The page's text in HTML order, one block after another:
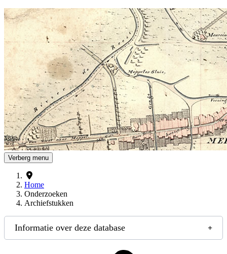
Drents Archief
Verberg menu
Home
Onderzoeken
Archiefstukken
Informatie over deze database